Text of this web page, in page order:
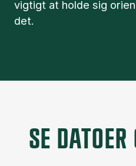
vig­tigt at hol­de sig
det.
SE DATOER